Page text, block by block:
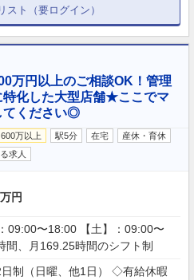
スト（要ログイン）
万円以上のご相談OK！管理
化した大型店舗★ここでマ
てください◎
600万以上 駅5分 在宅
産休・育休
求人
円
09:00〜18:00 【土】：09:00〜
間、月169.25時間のシフト制
日制（日曜、他1日） ◇有給休暇